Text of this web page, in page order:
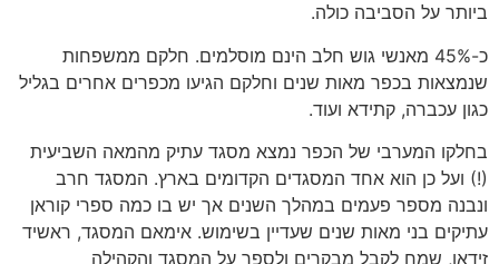
ביותר על הסביבה כולה.
כ-45% מאנשי גוש חלב הינם מוסלמים. חלקם ממשפחות
שנמצאות בכפר מאות שנים וחלקם הגיעו מכפרים אחרים בגליל
כגון עכברה, קתידא ועוד.
בחלקו המערבי של הכפר נמצא מסגד עתיק מהמאה השביעית
(!) ועל כן הוא אחד המסגדים הקדומים בארץ. המסגד חרב
ונבנה מספר פעמים במהלך השנים אך יש בו כמה ספרי קוראן
עתיקים בני מאות שנים שעדיין בשימוש. אימאם המסגד, ראשיד
זידאן, שמח לקבל מבקרים ולספר על המסגד והקהילה